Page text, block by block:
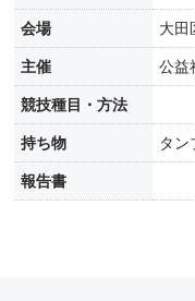
会場 大
主催 公益
競技種目・方法
持ち物 タン
報告書